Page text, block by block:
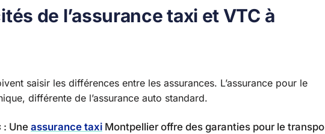
de l’assurance taxi et VTC à
saisir les différences entre les assurances. L’assurance pour le
différente de l’assurance auto standard.
: Une assurance taxi Montpellier offre des garanties pour le